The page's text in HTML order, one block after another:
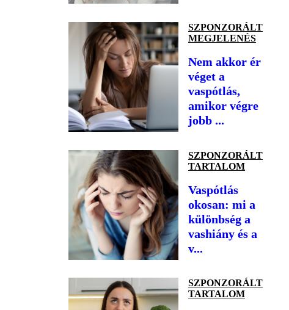
SZPONZORÁLT
MEGJELENÉS
Nem akkor ér
véget a
vaspótlás,
amikor végre
jobb ...
SZPONZORÁLT
TARTALOM
Vaspótlás
okosan: mi a
különbség a
vashiány és a
v...
SZPONZORÁLT
TARTALOM